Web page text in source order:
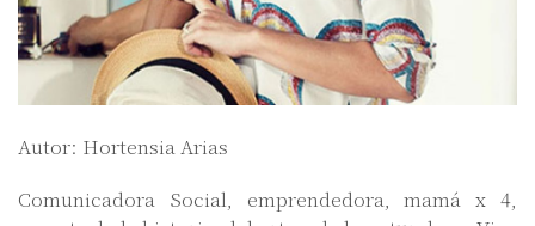
Autor: Hortensia Arias
Comunicadora Social, emprendedora, mamá x 4,